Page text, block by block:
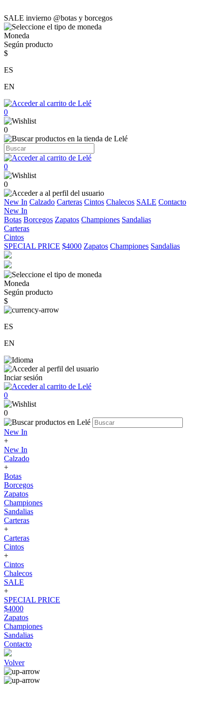
SALE invierno @botas y borcegos
Moneda
Según producto
$
ES
EN
0
0
0
0
New In Calzado Carteras Cintos Chalecos SALE Contacto
New In
Botas Borcegos Zapatos Championes Sandalias
Carteras
Cintos
SPECIAL PRICE $4000 Zapatos Championes Sandalias
Moneda
Según producto
$
ES
EN
Inciar sesión
0
0
New In
+
New In
Calzado
+
Botas
Borcegos
Zapatos
Championes
Sandalias
Carteras
+
Carteras
Cintos
+
Cintos
Chalecos
SALE
+
SPECIAL PRICE
$4000
Zapatos
Championes
Sandalias
Contacto
Volver